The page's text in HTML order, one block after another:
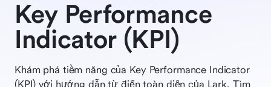
Key Performance
Indicator (KPI)
Khám phá tiềm năng của Key Performance Indicator
(KPI) với hướng dẫn từ điển toàn diện của Lark. Tìm